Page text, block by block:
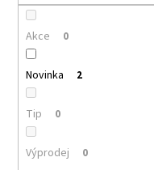
Akce 0
Novinka 2
Tip 0
Výprodej 0
m
GROUND
ZERO